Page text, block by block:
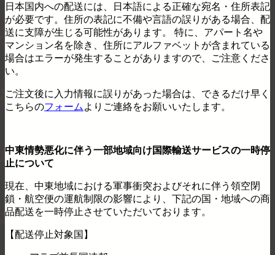
日本国内への配送には、日本語による正確な宛名・住所表記
が必要です。住所の表記に不備や言語の誤りがある場合、配
送に支障が生じる可能性があります。 特に、アパート名や
マンション名を除き、住所にアルファベットが含まれている
場合はエラーが発生することがありますので、ご注意くださ
い。
ご注文後に入力情報に誤りがあった場合は、できるだけ早く
こちらのフォーム よりご連絡をお願いいたします。
中東情勢悪化に伴う一部地域向け国際輸送サービスの一時停
止について
現在、中東地域における軍事衝突およびそれに伴う領空閉
鎖・航空便の運航制限の影響により、下記の国・地域への商
品配送を一時停止させていただいております。
【配送停止対象国】